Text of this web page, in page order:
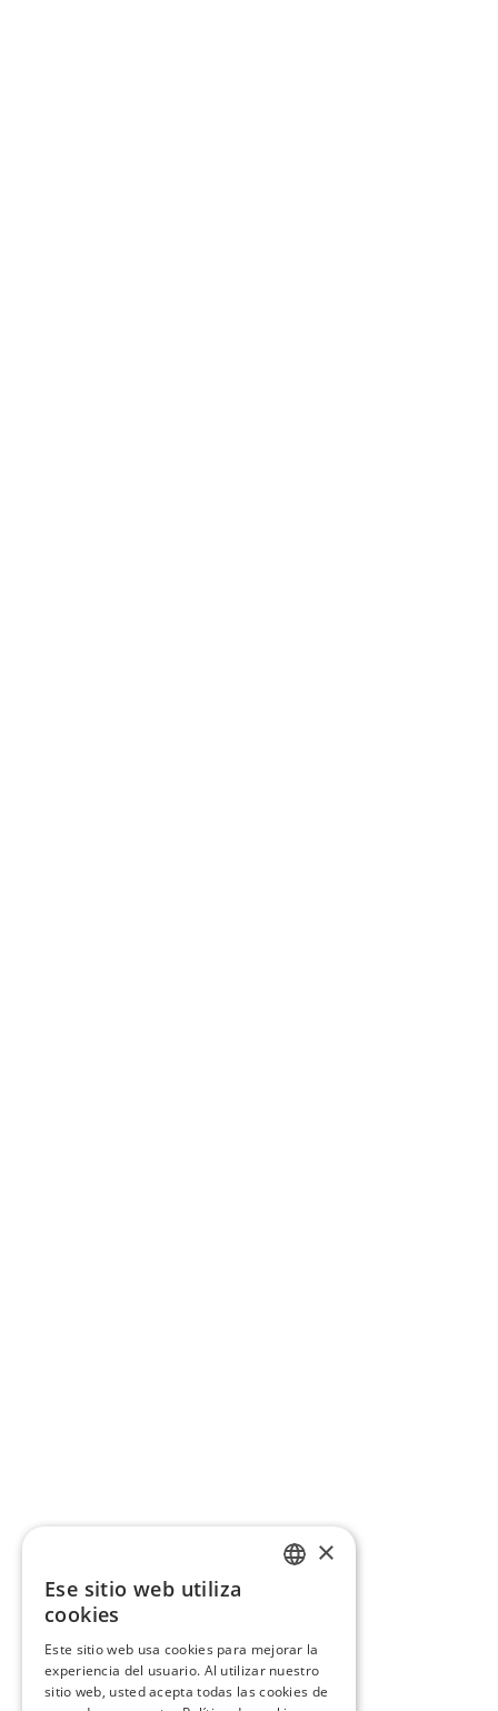
×
Ese sitio web utiliza
cookies
Este sitio web usa cookies para mejorar la
experiencia del usuario. Al utilizar nuestro
sitio web, usted acepta todas las cookies de